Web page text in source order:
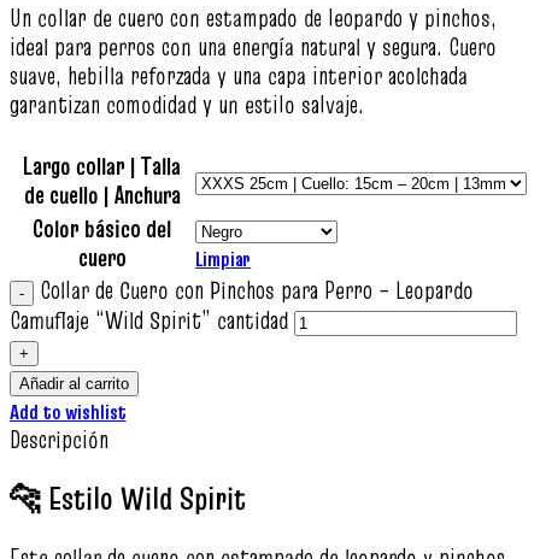
Un collar de cuero con estampado de leopardo y pinchos,
ideal para perros con una energía natural y segura. Cuero
suave, hebilla reforzada y una capa interior acolchada
garantizan comodidad y un estilo salvaje.
Largo collar | Talla
de cuello | Anchura
Color básico del
cuero
Limpiar
Collar de Cuero con Pinchos para Perro – Leopardo
Camuflaje “Wild Spirit” cantidad
Añadir al carrito
Add to wishlist
Descripción
🐆 Estilo Wild Spirit